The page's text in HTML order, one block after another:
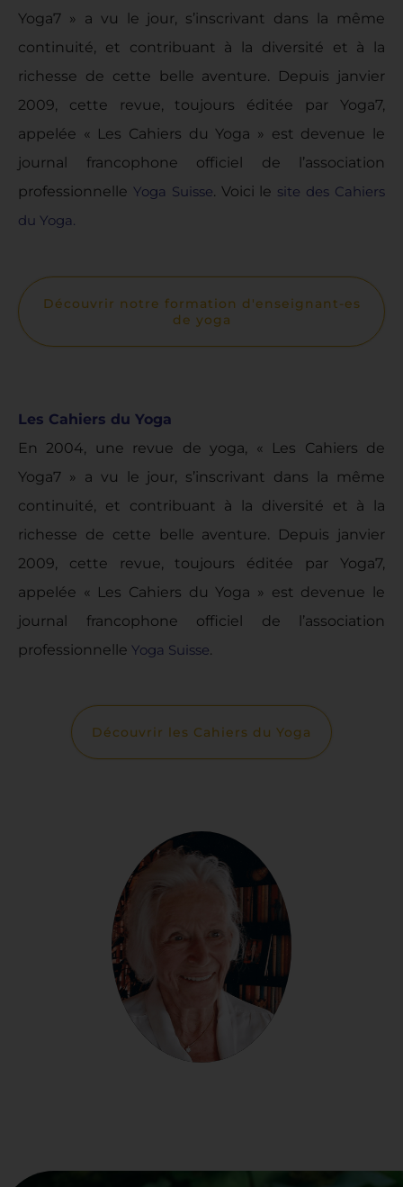
Yoga7 » a vu le jour, s’inscrivant dans la même
continuité, et contribuant à la diversité et à la
richesse de cette belle aventure. Depuis janvier
2009, cette revue, toujours éditée par Yoga7,
appelée « Les Cahiers du Yoga » est devenue le
journal francophone officiel de l’association
professionnelle Yoga Suisse. Voici le site des Cahiers
du Yoga.
Découvrir notre formation d'enseignant-es
de yoga
Les Cahiers du Yoga
En 2004, une revue de yoga, « Les Cahiers de
Yoga7 » a vu le jour, s’inscrivant dans la même
continuité, et contribuant à la diversité et à la
richesse de cette belle aventure. Depuis janvier
2009, cette revue, toujours éditée par Yoga7,
appelée « Les Cahiers du Yoga » est devenue le
journal francophone officiel de l’association
professionnelle Yoga Suisse.
Découvrir les Cahiers du Yoga